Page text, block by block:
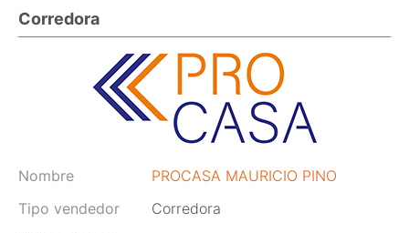
Corredora
Nombre
PROCASA MAURICIO PINO
Tipo vendedor
Corredora